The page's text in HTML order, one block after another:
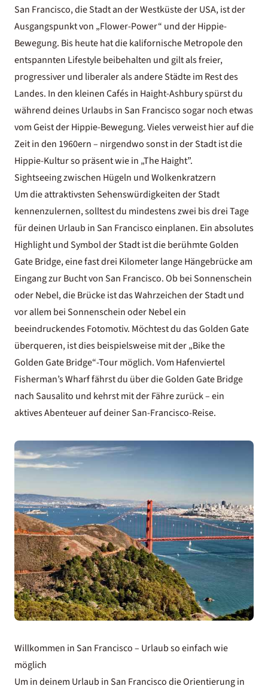
San Francisco, die Stadt an der Westküste der USA, ist der
Ausgangspunkt von „Flower-Power“ und der Hippie-
Bewegung. Bis heute hat die kalifornische Metropole den
entspannten Lifestyle beibehalten und gilt als freier,
progressiver und liberaler als andere Städte im Rest des
Landes. In den kleinen Cafés in Haight-Ashbury spürst du
während deines Urlaubs in San Francisco sogar noch etwas
vom Geist der Hippie-Bewegung. Vieles verweist hier auf die
Zeit in den 1960ern – nirgendwo sonst in der Stadt ist die
Hippie-Kultur so präsent wie in „The Haight”.
Sightseeing zwischen Hügeln und Wolkenkratzern
Um die attraktivsten Sehenswürdigkeiten der Stadt
kennenzulernen, solltest du mindestens zwei bis drei Tage
für deinen Urlaub in San Francisco einplanen. Ein absolutes
Highlight und Symbol der Stadt ist die berühmte Golden
Gate Bridge, eine fast drei Kilometer lange Hängebrücke am
Eingang zur Bucht von San Francisco. Ob bei Sonnenschein
oder Nebel, die Brücke ist das Wahrzeichen der Stadt und
vor allem bei Sonnenschein oder Nebel ein
beeindruckendes Fotomotiv. Möchtest du das Golden Gate
überqueren, ist dies beispielsweise mit der „Bike the
Golden Gate Bridge“-Tour möglich. Vom Hafenviertel
Fisherman’s Wharf fährst du über die Golden Gate Bridge
nach Sausalito und kehrst mit der Fähre zurück – ein
aktives Abenteuer auf deiner San-Francisco-Reise.
Willkommen in San Francisco – Urlaub so einfach wie
möglich
Um in deinem Urlaub in San Francisco die Orientierung in